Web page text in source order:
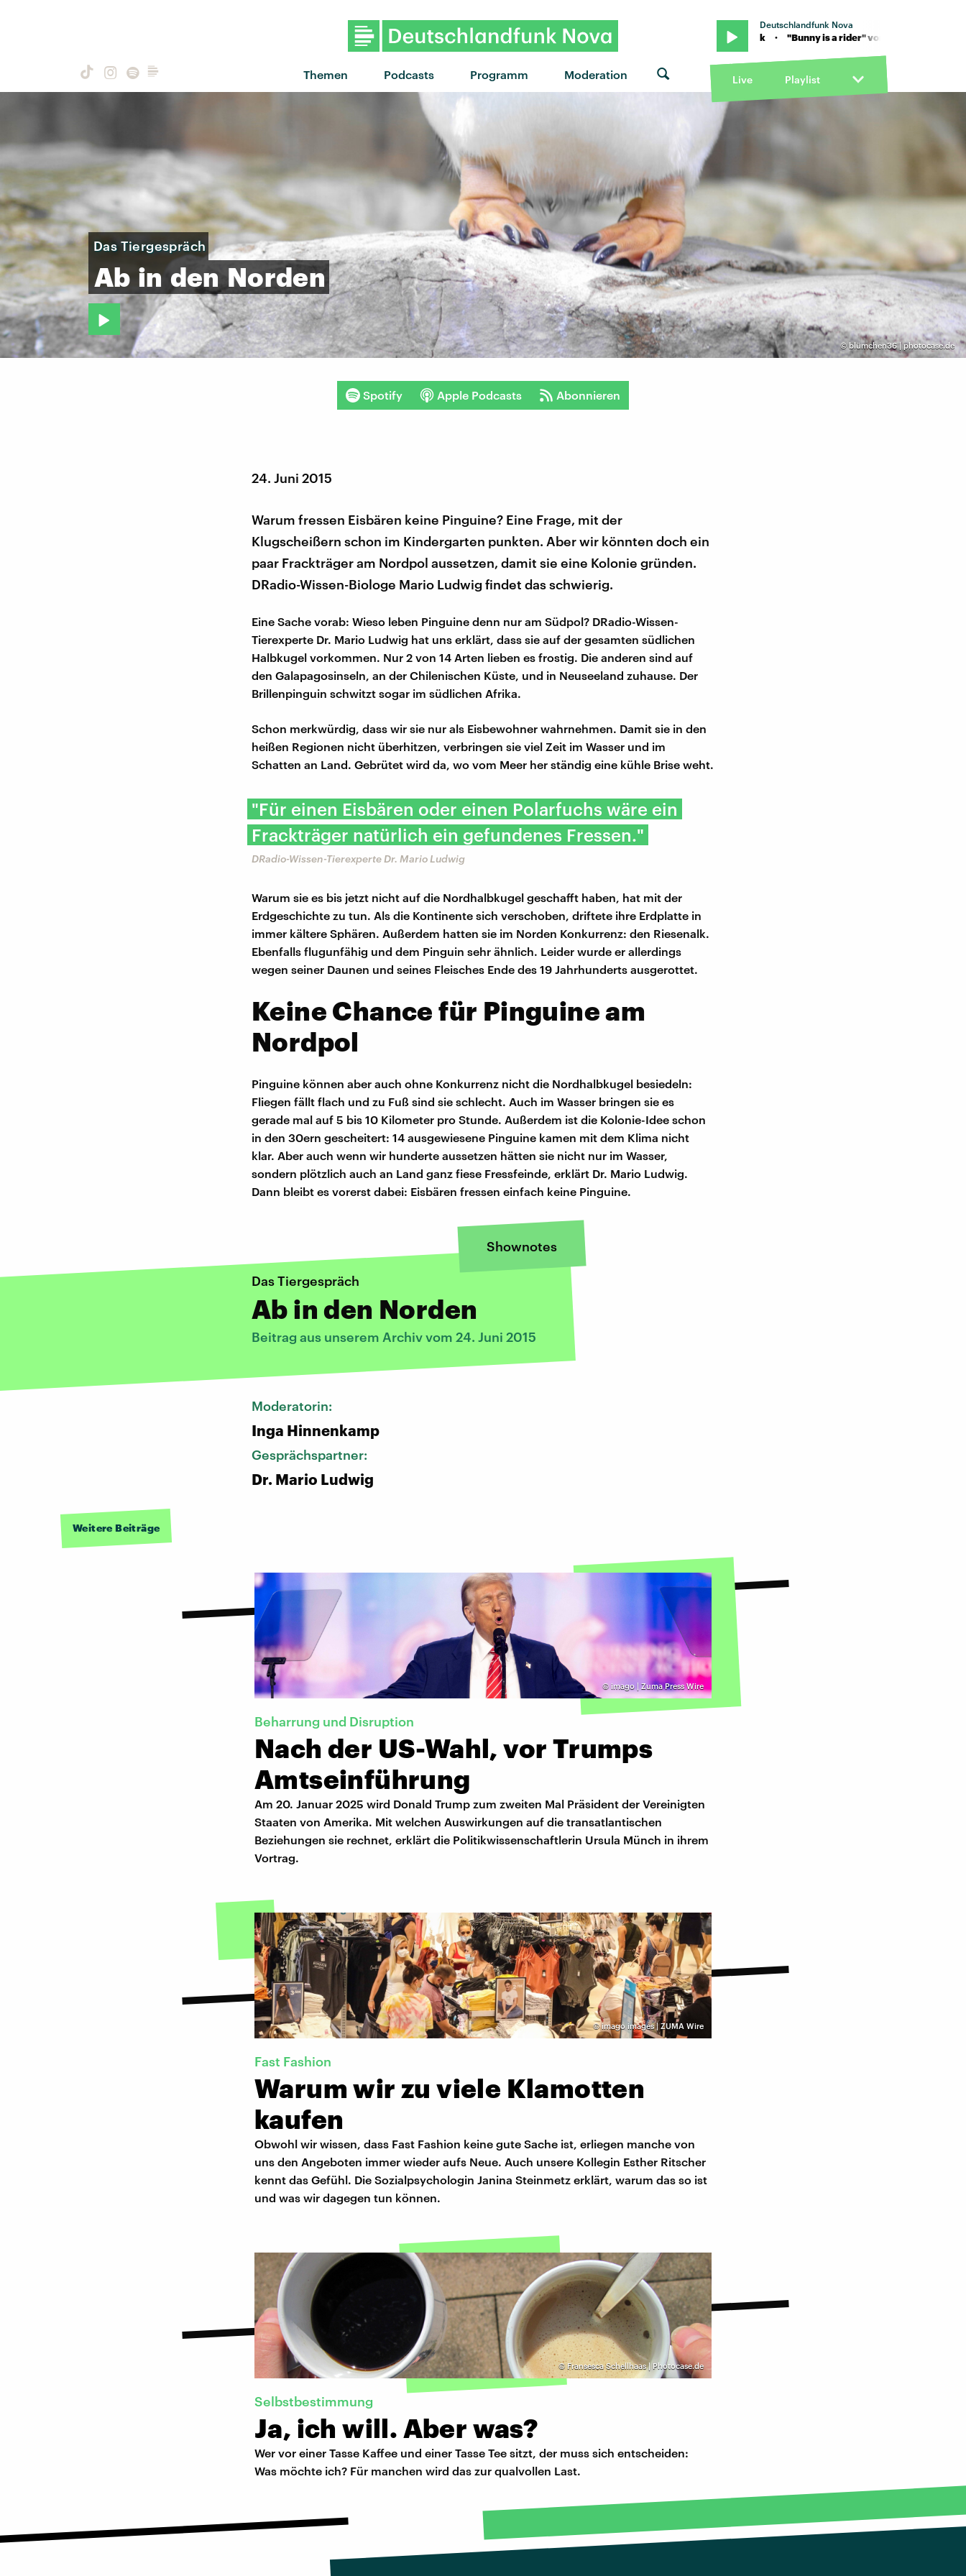
Themen Podcasts Programm Moderation
Deutschlandfunk Nova
"Bunny is a rider" von Caroline Polachek · "Bunny is a rider" von Caroline Polachek · "Bunny
Live Playlist
©blümchen36 | photocase.de
Das Tiergespräch
Ab in den Norden
Spotify Apple Podcasts Abonnieren
24. Juni 2015
Warum fressen Eisbären keine Pinguine? Eine Frage, mit der
Klugscheißern schon im Kindergarten punkten. Aber wir könnten doch ein
paar Frackträger am Nordpol aussetzen, damit sie eine Kolonie gründen.
DRadio-Wissen-Biologe Mario Ludwig findet das schwierig.
Eine Sache vorab: Wieso leben Pinguine denn nur am Südpol? DRadio-Wissen-
Tierexperte Dr. Mario Ludwig hat uns erklärt, dass sie auf der gesamten südlichen
Halbkugel vorkommen. Nur 2 von 14 Arten lieben es frostig. Die anderen sind auf
den Galapagosinseln, an der Chilenischen Küste, und in Neuseeland zuhause. Der
Brillenpinguin schwitzt sogar im südlichen Afrika.
Schon merkwürdig, dass wir sie nur als Eisbewohner wahrnehmen. Damit sie in den
heißen Regionen nicht überhitzen, verbringen sie viel Zeit im Wasser und im
Schatten an Land. Gebrütet wird da, wo vom Meer her ständig eine kühle Brise weht.
"Für einen Eisbären oder einen Polarfuchs wäre ein
Frackträger natürlich ein gefundenes Fressen."
DRadio-Wissen-Tierexperte Dr. Mario Ludwig
Warum sie es bis jetzt nicht auf die Nordhalbkugel geschafft haben, hat mit der
Erdgeschichte zu tun. Als die Kontinente sich verschoben, driftete ihre Erdplatte in
immer kältere Sphären. Außerdem hatten sie im Norden Konkurrenz: den Riesenalk.
Ebenfalls flugunfähig und dem Pinguin sehr ähnlich. Leider wurde er allerdings
wegen seiner Daunen und seines Fleisches Ende des 19 Jahrhunderts ausgerottet.
Keine Chance für Pinguine am
Nordpol
Pinguine können aber auch ohne Konkurrenz nicht die Nordhalbkugel besiedeln:
Fliegen fällt flach und zu Fuß sind sie schlecht. Auch im Wasser bringen sie es
gerade mal auf 5 bis 10 Kilometer pro Stunde. Außerdem ist die Kolonie-Idee schon
in den 30ern gescheitert: 14 ausgewiesene Pinguine kamen mit dem Klima nicht
klar. Aber auch wenn wir hunderte aussetzen hätten sie nicht nur im Wasser,
sondern plötzlich auch an Land ganz fiese Fressfeinde, erklärt Dr. Mario Ludwig.
Dann bleibt es vorerst dabei: Eisbären fressen einfach keine Pinguine.
Shownotes
Das Tiergespräch
Ab in den Norden
Beitrag aus unserem Archiv vom 24. Juni 2015
Moderatorin:
Inga Hinnenkamp
Gesprächspartner:
Dr. Mario Ludwig
Weitere Beiträge
© imago | Zuma Press Wire
Beharrung und Disruption
Nach der US-Wahl, vor Trumps
Amtseinführung
Am 20. Januar 2025 wird Donald Trump zum zweiten Mal Präsident der Vereinigten
Staaten von Amerika. Mit welchen Auswirkungen auf die transatlantischen
Beziehungen sie rechnet, erklärt die Politikwissenschaftlerin Ursula Münch in ihrem
Vortrag.
©imago images | ZUMA Wire
Fast Fashion
Warum wir zu viele Klamotten
kaufen
Obwohl wir wissen, dass Fast Fashion keine gute Sache ist, erliegen manche von
uns den Angeboten immer wieder aufs Neue. Auch unsere Kollegin Esther Ritscher
kennt das Gefühl. Die Sozialpsychologin Janina Steinmetz erklärt, warum das so ist
und was wir dagegen tun können.
©Fransesca Schellhaas | Photocase.de
Selbstbestimmung
Ja, ich will. Aber was?
Wer vor einer Tasse Kaffee und einer Tasse Tee sitzt, der muss sich entscheiden:
Was möchte ich? Für manchen wird das zur qualvollen Last.